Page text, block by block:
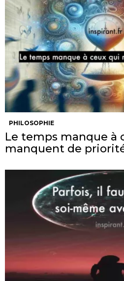
PHILOSOPHIE
Le temps manque à
manquent de